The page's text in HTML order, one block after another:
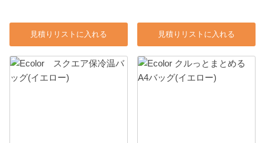
見積りリストに入れる 見積りリストに入れる